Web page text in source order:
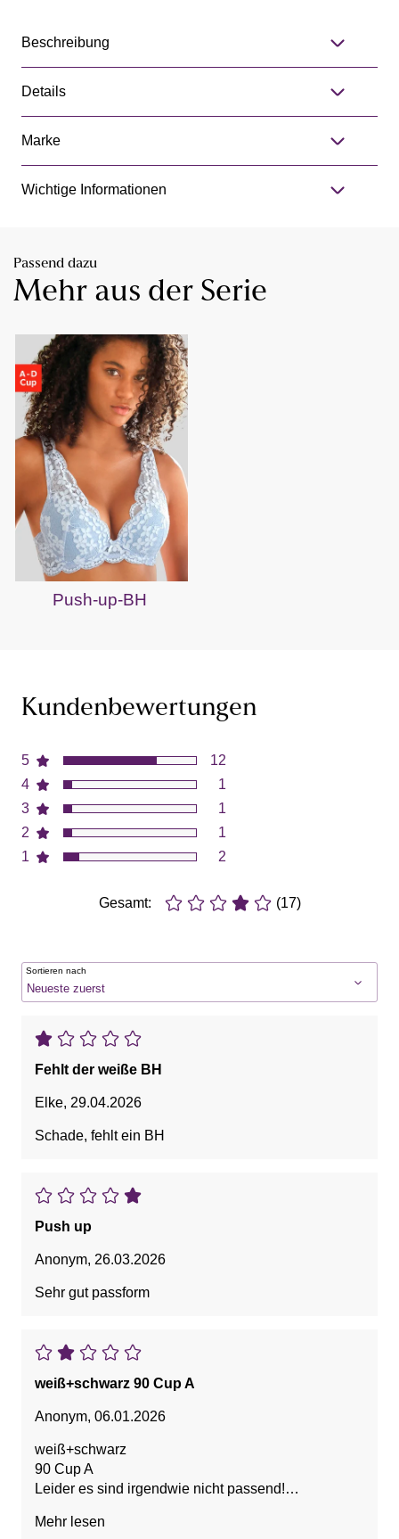
Beschreibung
Details
Marke
Wichtige Informationen
Passend dazu
Mehr aus der Serie
Push-up-BH
Kundenbewertungen
5
4
3
2
1
12
1
1
1
2
Gesamt: (17)
Sortieren nach
Fehlt der weiße BH
Elke, 29.04.2026
Schade, fehlt ein BH
Push up
Anonym, 26.03.2026
Sehr gut passform
weiß+schwarz 90 Cup A
Anonym, 06.01.2026
weiß+schwarz
90 Cup A
Leider es sind irgendwie nicht passend!
unnatürlich aussehende Cup-Form !
Mehr lesen